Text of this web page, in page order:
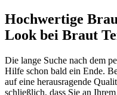
Hochwertige
Look bei Braut
Die lange Suche nach dem
Hilfe schon bald ein Ende.
auf eine herausragende
schließlich, dass Sie an